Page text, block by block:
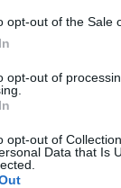
opt-out of the Sale
opt-out of
opt-out of
Data that Is